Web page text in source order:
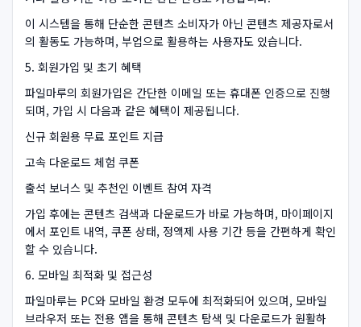
이 시스템을 통해 단순한 콘텐츠 소비자가 아닌 콘텐츠 제공자로서
의 활동도 가능하며, 부업으로 활용하는 사용자도 있습니다.
5. 회원가입 및 초기 혜택
파일마루의 회원가입은 간단한 이메일 또는 휴대폰 인증으로 진행
되며, 가입 시 다음과 같은 혜택이 제공됩니다.
신규 회원용 무료 포인트 지급
고속 다운로드 체험 쿠폰
출석 보너스 및 추천인 이벤트 참여 자격
가입 후에는 콘텐츠 검색과 다운로드가 바로 가능하며, 마이페이지
에서 포인트 내역, 쿠폰 상태, 정액제 사용 기간 등을 간편하게 확인
할 수 있습니다.
6. 모바일 최적화 및 접근성
파일마루는 PC와 모바일 환경 모두에 최적화되어 있으며, 모바일
브라우저 또는 전용 앱을 통해 콘텐츠 탐색 및 다운로드가 원활하